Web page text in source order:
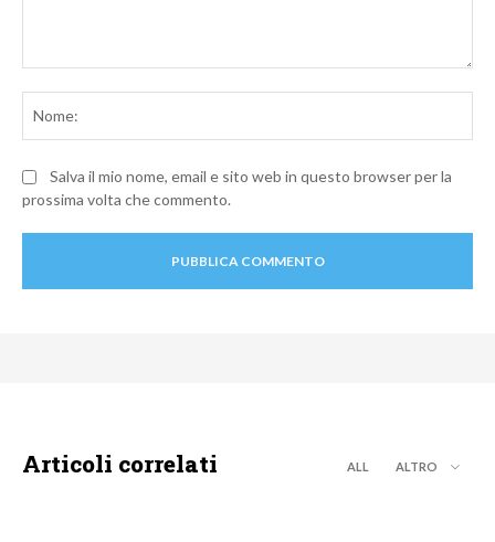
Salva il mio nome, email e sito web in questo browser per la
prossima volta che commento.
Articoli correlati ALL ALTRO